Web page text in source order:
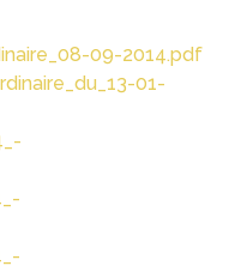
09-2014.pdf
01-